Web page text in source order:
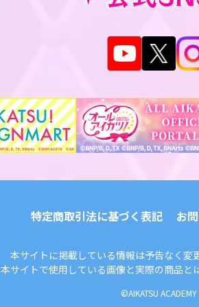
特定商取引法に基づく表記 お
本サイトに掲載している情報は予告なく変
本サイトで使用している画像と実際の商品と
©AIKATSU ACADEMY